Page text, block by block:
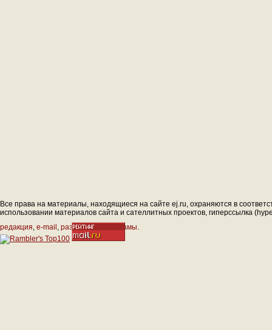
Все права на материалы, находящиеся на сайте ej.ru, охраняются в
использовании материалов сайта и сателлитных проектов, гиперссылка
редакция, e-mail , размещение рекламы.